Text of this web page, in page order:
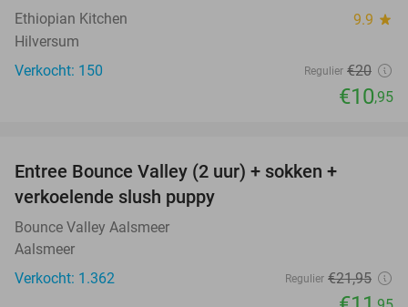
Ethiopian Kitchen 9.9 star
Hilversum
Verkocht: 150
Regulier €20
€10,95
Entree Bounce Valley (2 uur) + sokken +
verkoelende slush puppy
Bounce Valley Aalsmeer
Aalsmeer
Verkocht: 1.362
Regulier €21,95